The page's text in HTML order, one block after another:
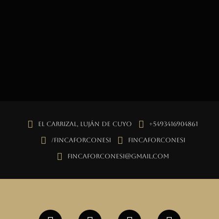
El Carrizal, Luján de Cuyo +5493416904861
/fincaforconesi fincaforconesi
fincaforconesi@gmail.com